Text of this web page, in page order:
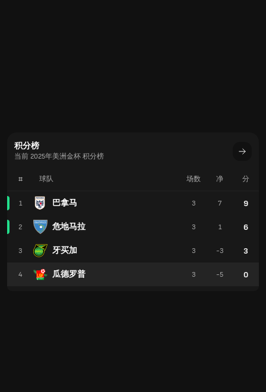
积分榜
当前 2025年美洲金杯 积分榜
# 球队
1 巴拿马
2 危地马拉
3 牙买加
4 瓜德罗普
场数 净 分
3 7 9
3 1 6
3 -3 3
3 -5 0